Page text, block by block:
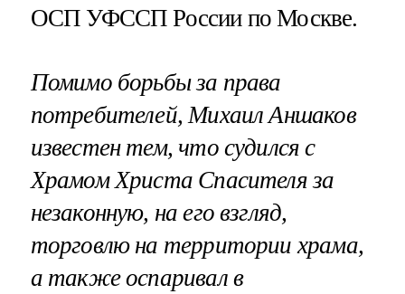
ОСП УФССП России по Москве.
Помимо борьбы за права
потребителей, Михаил Аншаков
известен тем, что судился с
Храмом Христа Спасителя за
незаконную, на его взгляд,
торговлю на территории храма,
а также оспаривал в